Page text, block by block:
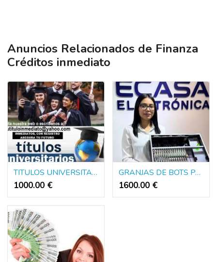
Anuncios Relacionados de Finanza
Créditos inmediato
TITULOS UNIVERSITARIOS DE EUROPA Y AMERICA
1000.00 €
GRANJAS DE BOTS PARA DINERO PUBLICIDAD Y POLITICA
1600.00 €